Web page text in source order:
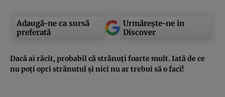
Adaugă-ne ca sursă
preferată
Urmărește-ne in
Discover
Dacă ai răcit, probabil că strănuți foarte mult. Iată de ce
nu poți opri strănutul și nici nu ar trebui să o faci!